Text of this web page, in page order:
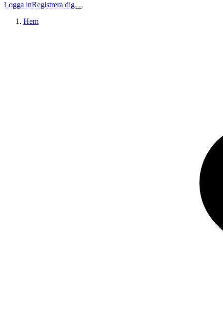
Logga inRegistrera dig
Hem